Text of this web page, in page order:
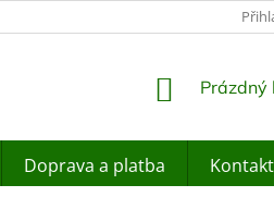
OSOBNÍCH ÚDAJŮ JAK
Prázdný
Doprava a platba